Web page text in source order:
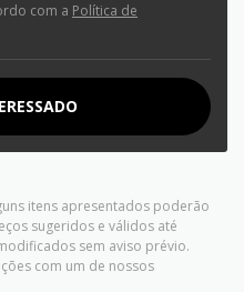
itens apresentados poderão
sugeridos e válidos até
sem aviso prévio.
com um de nossos
com a Política de